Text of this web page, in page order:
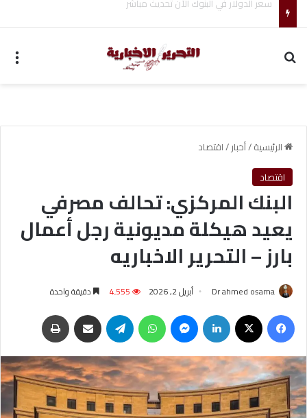
ضبط متهم بممارسة انتحال صفة ضابط واستيقاف السيارات
الرئيسية/أخبار/اقتصاد
اقتصاد
البنك المركزي: تحالف مصرفي
يعيد هيكلة مديونية رجل أعمال
بارز – التحرير الاخباريه
Dr ahmed osama أبريل 2, 2026 4٬555 دقيقة واحدة